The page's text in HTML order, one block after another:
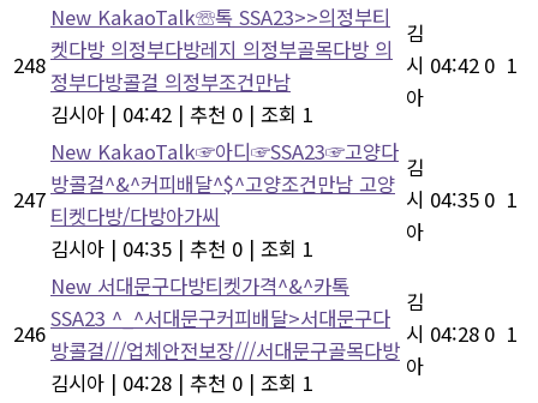
248
New KakaoTalk☏톡 SSA23>>의정부티
켓다방 의정부다방레지 의정부골목다방 의
정부다방콜걸 의정부조건만남
김시아 | 04:42 | 추천 0 | 조회 1
김
시
아
04:42 0 1
247
New KakaoTalk☞아디☞SSA23☞고양다
방콜걸^&^커피배달^$^고양조건만남 고양
티켓다방/다방아가씨
김시아 | 04:35 | 추천 0 | 조회 1
김
시
아
04:35 0 1
246
New 서대문구다방티켓가격^&^카톡
SSA23 ^_^서대문구커피배달>서대문구다
방콜걸///업체안전보장///서대문구골목다방
김시아 | 04:28 | 추천 0 | 조회 1
김
시
아
04:28 0 1